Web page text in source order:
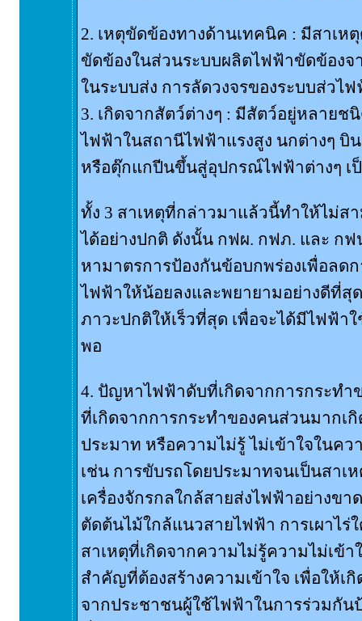
2. เหตุขัดข้องทางด้านเทคนิค : มีสาเห
ขัดข้องในส่วนระบบผลิตไฟฟ้าขัดข้อง
ในระบบส่ง การลัดวงจรของระบบส่วไ
3. เกิดจากสัตว์ต่างๆ : มีสัตว์อยู่หลายช
ไฟฟ้าในสถานีไฟฟ้าแรงสูง นกต่างๆ บิ
หรือตุ๊กแกปีนขึ้นสู่อุปกรณ์ไฟฟ้าต่างๆ เ
ทั้ง 3 สาเหตุที่กล่าวมาแล้วนี้ทำให้ไม่ส
ได้อย่างปกติ ดังนั้น กฟผ. กฟภ. และ ก
หามาตรการป้องกันข้อบกพร่องเพื่อลด
ไฟฟ้าให้น้อยลงและพยายามอย่างดีที่สุ
ภาวะปกติให้เร็วที่สุด เพื่อจะได้มีไฟฟ้าใ
พอ
4. ปัญหาไฟฟ้าดับที่เกิดจากการกระท
ที่เกิดจากการกระทำของคนส่วนมากเ
ประมาท หรือความไม่รู้ ไม่เข้าใจในค
เช่น การขับรถโดยประมาทจนเป็นสาเ
เครื่องจักรกลใกล้สายส่งไฟฟ้าอย่างขา
ตัดต้นไม้ใกล้แนวสายไฟฟ้า การเผาไร่
สาเหตุที่เกิดจากความไม่รู้ความไม่เข้
สำคัญที่ต้องสร้างความเข้าใจ เพื่อให้เ
จากประชาชนผู้ใช้ไฟฟ้าในการร่วมกั